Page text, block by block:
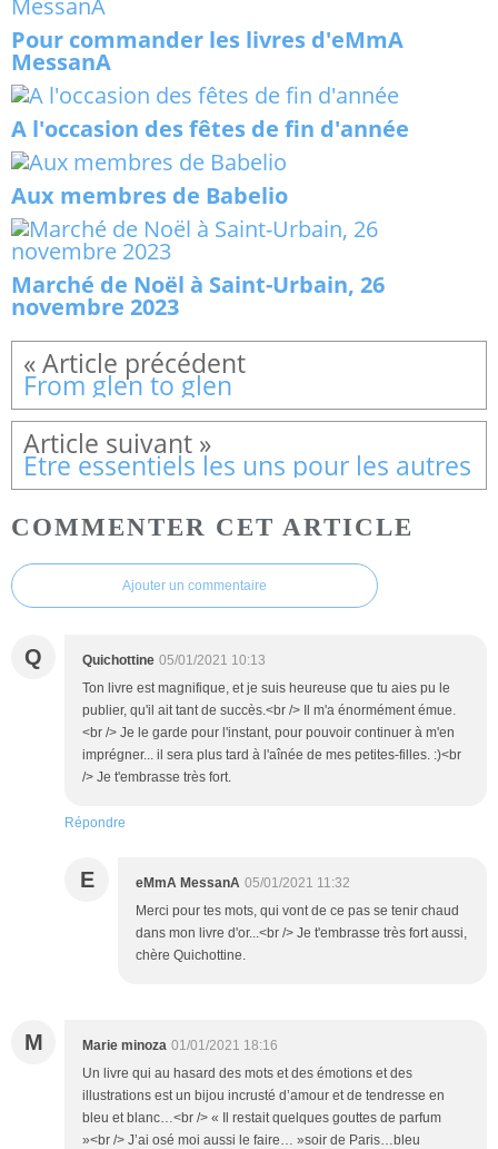
Pour commander les livres d'eMmA
MessanA
A l'occasion des fêtes de fin d'année
Aux membres de Babelio
Marché de Noël à Saint-Urbain, 26
novembre 2023
From glen to glen
Être essentiels les uns pour les autres
COMMENTER CET ARTICLE
Ajouter un commentaire
Q Quichottine 05/01/2021 10:13
Ton livre est magnifique, et je suis heureuse que tu aies pu le
publier, qu'il ait tant de succès.<br /> Il m'a énormément émue.
<br /> Je le garde pour l'instant, pour pouvoir continuer à m'en
imprégner... il sera plus tard à l'aînée de mes petites-filles. :)<br
/> Je t'embrasse très fort.
Répondre
E eMmA MessanA 05/01/2021 11:32
Merci pour tes mots, qui vont de ce pas se tenir chaud
dans mon livre d'or...<br /> Je t'embrasse très fort aussi,
chère Quichottine.
M Marie minoza 01/01/2021 18:16
Un livre qui au hasard des mots et des émotions et des
illustrations est un bijou incrusté d’amour et de tendresse en
bleu et blanc…<br /> « Il restait quelques gouttes de parfum
»<br /> J’ai osé moi aussi le faire… »soir de Paris…bleu